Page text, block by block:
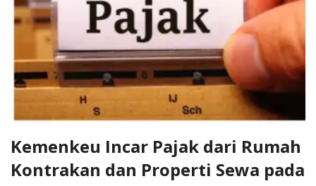
Kemenkeu Incar Pajak dari Rumah
Kontrakan dan Properti Sewa pada